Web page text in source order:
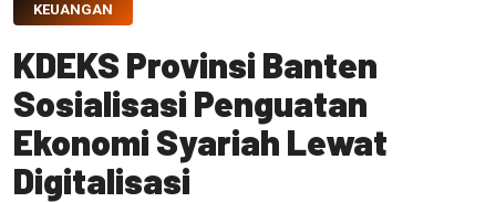
KEUANGAN
KDEKS Provinsi Banten
Sosialisasi Penguatan
Ekonomi Syariah Lewat
Digitalisasi